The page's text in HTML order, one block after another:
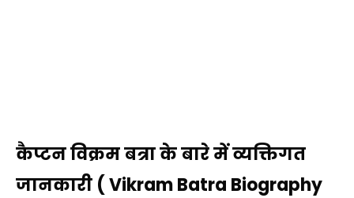
कैप्टन विक्रम बत्रा के बारे में व्यक्तिगत
जानकारी ( Vikram Batra Biography